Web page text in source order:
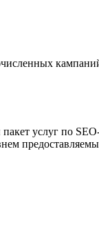
услуг по